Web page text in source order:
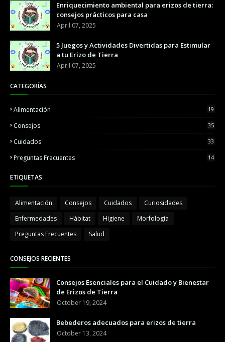
Enriquecimiento ambiental para erizos de tierra:
consejos prácticos para casa
April 07, 2025
5 Juegos y Actividades Divertidas para Estimular
a tu Erizo de Tierra
April 07, 2025
CATEGORÍAS
Alimentación 19
Consejos 35
Cuidados 33
Preguntas Frecuentes 14
ETIQUETAS
Alimentación Consejos Cuidados
Curiosidades
Enfermedades
Hábitat Higiene
Morfología
Preguntas Frecuentes
Salud
CONSEJOS RECIENTES
Consejos Esenciales para el Cuidado y Bienestar
de Erizos de Tierra
October 19, 2024
Bebederos adecuados para erizos de tierra
October 13, 2024